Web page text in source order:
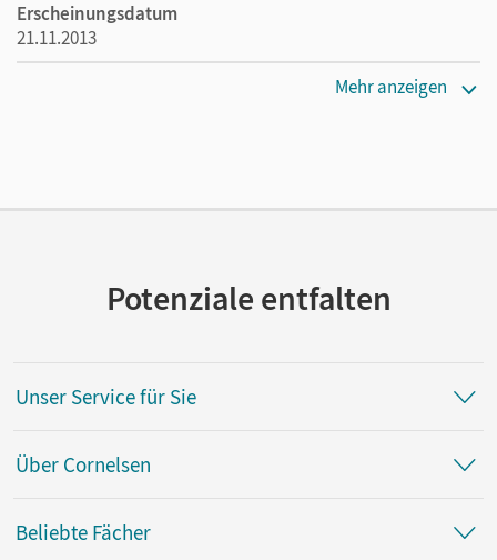
Erscheinungsdatum
21.11.2013
Mehr anzeigen
Potenziale entfalten
Unser Service für Sie
Über Cornelsen
Beliebte Fächer